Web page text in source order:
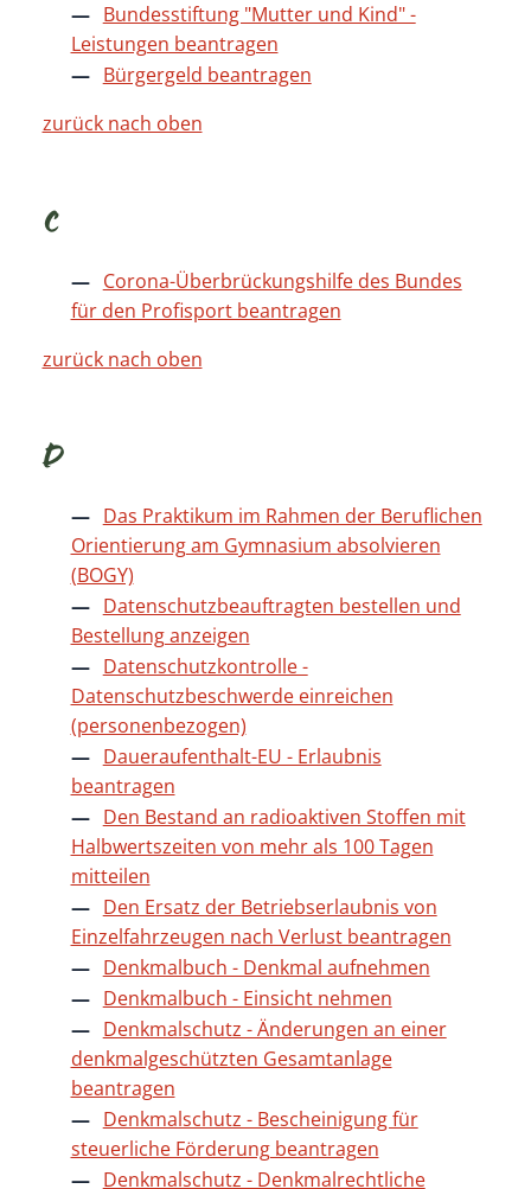
Bundesstiftung "Mutter und Kind" -
Leistungen beantragen
Bürgergeld beantragen
zurück nach oben
C
Corona-Überbrückungshilfe des Bundes
für den Profisport beantragen
zurück nach oben
D
Das Praktikum im Rahmen der Beruflichen
Orientierung am Gymnasium absolvieren
(BOGY)
Datenschutzbeauftragten bestellen und
Bestellung anzeigen
Datenschutzkontrolle -
Datenschutzbeschwerde einreichen
(personenbezogen)
Daueraufenthalt-EU - Erlaubnis
beantragen
Den Bestand an radioaktiven Stoffen mit
Halbwertszeiten von mehr als 100 Tagen
mitteilen
Den Ersatz der Betriebserlaubnis von
Einzelfahrzeugen nach Verlust beantragen
Denkmalbuch - Denkmal aufnehmen
Denkmalbuch - Einsicht nehmen
Denkmalschutz - Änderungen an einer
denkmalgeschützten Gesamtanlage
beantragen
Denkmalschutz - Bescheinigung für
steuerliche Förderung beantragen
Denkmalschutz - Denkmalrechtliche